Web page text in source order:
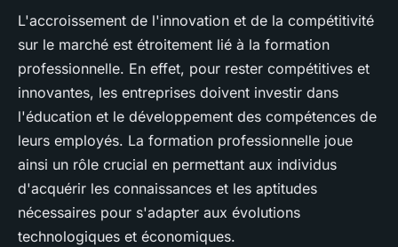
L'accroissement de l'innovation et de la compétitivité
sur le marché est étroitement lié à la formation
professionnelle. En effet, pour rester compétitives et
innovantes, les entreprises doivent investir dans
l'éducation et le développement des compétences de
leurs employés. La formation professionnelle joue
ainsi un rôle crucial en permettant aux individus
d'acquérir les connaissances et les aptitudes
nécessaires pour s'adapter aux évolutions
technologiques et économiques.